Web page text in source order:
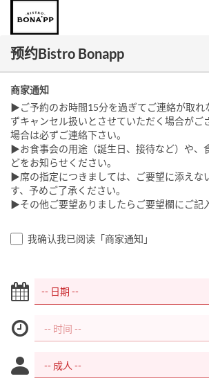
预约Bistro Bonapp
商家通知
▶ご予約のお時間15分を過ぎてご連絡が取れ
ずキャンセル扱いとさせていただく場合がご
場合は必ずご連絡下さい。
▶お食事会の用途（誕生日、接待など）や、
どをお知らせください。
▶席の指定につきましては、ご要望に添えな
す、予めご了承ください。
▶その他ご要望ありましたらご要望欄にご記
我确认我已阅读「商家通知」